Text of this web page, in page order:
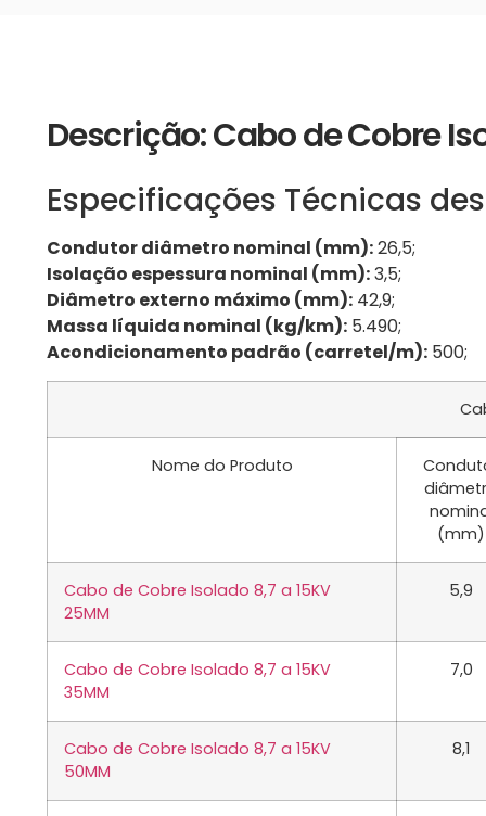
Descrição: Cabo de Cobre
Especificações Técnicas
Condutor diâmetro nominal (mm):26,5;
Isolação espessura nominal (mm):3,5;
Diâmetro externo máximo (mm): 42,9;
Massa líquida nominal (kg/km): 5.490;
Acondicionamento padrão (carretel/m): 500;
Nome do Produto
(mm)
Cabo de Cobre Isolado 8,7 a 15KV
25MM
5,9
Cabo de Cobre Isolado 8,7 a 15KV
35MM
7,0
Cabo de Cobre Isolado 8,7 a 15KV
50MM
8,1